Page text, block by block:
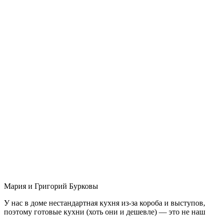
Мария и Григорий Бурковы
У нас в доме нестандартная кухня из-за короба и выступов,
поэтому готовые кухни (хоть они и дешевле) — это не наш